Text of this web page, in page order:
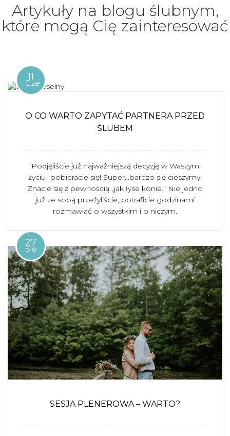
Artykuły na blogu ślubnym,
które mogą Cię zainteresować
11
Cze
O CO WARTO ZAPYTAĆ PARTNERA PRZED
ŚLUBEM
Podjęliście już najważniejszą decyzję w Waszym
życiu- pobieracie się! Super…bardzo się cieszymy!
Znacie się z pewnością „jak łyse konie.” Nie jedno
już ze sobą przeżyliście, potraficie godzinami
rozmawiać o wszystkim i o niczym.
27
Sie
SESJA PLENEROWA – WARTO?